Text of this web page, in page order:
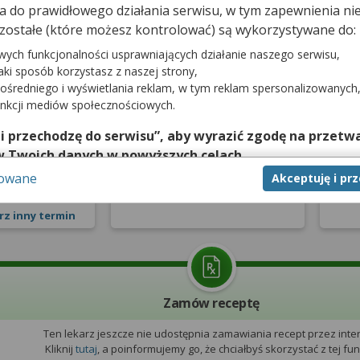
2026
inny termin
Pierwsza wizyta NFZ
Lekarz nie udostępnia terminarza
z pierwszorazowymi wizytami
na NFZ
Zamów receptę
Ten lekarz jeszcze nie udostępnia zamawiania recept przez
Kliknijtutaj, a poinformujemy go, że chciałbyś skorzystać z tej
do prawidłowego działania serwisu, w tym zapewnienia
(które możesz kontrolować) są wykorzystywane do:
funkcjonalności usprawniających działanie naszego serwisu,
sposób korzystasz z naszej strony,
i wyświetlania reklam, w tym reklam spersonalizowanych,
mediów społecznościowych.
przechodzę do serwisu”, aby wyrazić zgodę na
danych w powyższych celach.
zgody jest dobrowolne, a wyrażoną zgodę możesz w
na przetwarzanie Twoich danych tylko w niektórych
lub chcesz przeprowadzić konfigurację szczegółową, to
temat wykorzystywania narzędzi zewnętrznych w naszym
Akceptuję i